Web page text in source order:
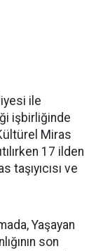
ile
işbirliğinde
Miras
17 ilden
ve
Yaşayan
son